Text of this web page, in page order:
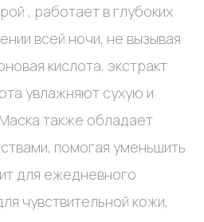
, работает в глубоких
всей ночи, не вызывая
кислота, экстракт
увлажняют сухую и
также обладает
помогая уменьшить
для ежедневного
чувствительной кожи,